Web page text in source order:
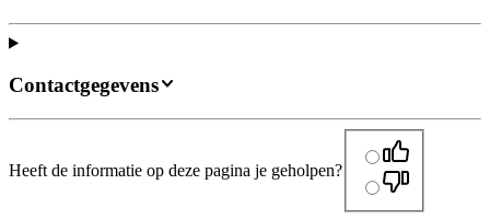
Contactgegevens
Heeft de informatie op deze pagina je geholpen?